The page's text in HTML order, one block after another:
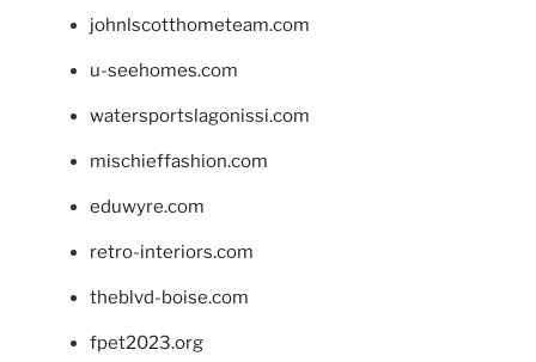
johnlscotthometeam.com
u-seehomes.com
watersportslagonissi.com
mischieffashion.com
eduwyre.com
retro-interiors.com
theblvd-boise.com
fpet2023.org